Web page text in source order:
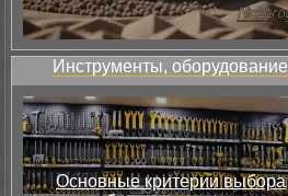
Инструменты, оборудование
Основные критерии выбора